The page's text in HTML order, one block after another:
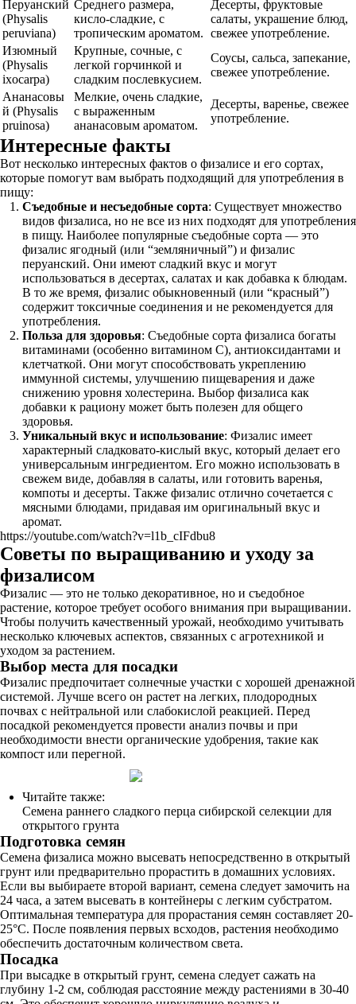
Перуанский
(Physalis
peruviana)
Среднего размера,
кисло-сладкие, с
тропическим ароматом.
Десерты, фруктовые
салаты, украшение блюд,
свежее употребление.
Изюмный
(Physalis
ixocarpa)
Крупные, сочные, с
легкой горчинкой и
сладким послевкусием.
Соусы, сальса, запекание,
свежее употребление.
Ананасовы
й (Physalis
pruinosa)
Мелкие, очень сладкие,
с выраженным
ананасовым ароматом.
Десерты, варенье, свежее
употребление.
Интересные факты
Вот несколько интересных фактов о физалисе и его сортах,
которые помогут вам выбрать подходящий для употребления в
пищу:
Съедобные и несъедобные сорта: Существует множество
видов физалиса, но не все из них подходят для употребления
в пищу. Наиболее популярные съедобные сорта — это
физалис ягодный (или “земляничный”) и физалис
перуанский. Они имеют сладкий вкус и могут
использоваться в десертах, салатах и как добавка к блюдам.
В то же время, физалис обыкновенный (или “красный”)
содержит токсичные соединения и не рекомендуется для
употребления.
Польза для здоровья: Съедобные сорта физалиса богаты
витаминами (особенно витамином C), антиоксидантами и
клетчаткой. Они могут способствовать укреплению
иммунной системы, улучшению пищеварения и даже
снижению уровня холестерина. Выбор физалиса как
добавки к рациону может быть полезен для общего
здоровья.
Уникальный вкус и использование: Физалис имеет
характерный сладковато-кислый вкус, который делает его
универсальным ингредиентом. Его можно использовать в
свежем виде, добавляя в салаты, или готовить варенья,
компоты и десерты. Также физалис отлично сочетается с
мясными блюдами, придавая им оригинальный вкус и
аромат.
https://youtube.com/watch?v=l1b_cIFdbu8
Советы по выращиванию и уходу за
физалисом
Физалис — это не только декоративное, но и съедобное
растение, которое требует особого внимания при выращивании.
Чтобы получить качественный урожай, необходимо учитывать
несколько ключевых аспектов, связанных с агротехникой и
уходом за растением.
Выбор места для посадки
Физалис предпочитает солнечные участки с хорошей дренажной
системой. Лучше всего он растет на легких, плодородных
почвах с нейтральной или слабокислой реакцией. Перед
посадкой рекомендуется провести анализ почвы и при
необходимости внести органические удобрения, такие как
компост или перегной.
Читайте также:
Семена раннего сладкого перца сибирской селекции для
открытого грунта
Подготовка семян
Семена физалиса можно высевать непосредственно в открытый
грунт или предварительно прорастить в домашних условиях.
Если вы выбираете второй вариант, семена следует замочить на
24 часа, а затем высевать в контейнеры с легким субстратом.
Оптимальная температура для прорастания семян составляет 20-
25°C. После появления первых всходов, растения необходимо
обеспечить достаточным количеством света.
Посадка
При высадке в открытый грунт, семена следует сажать на
глубину 1-2 см, соблюдая расстояние между растениями в 30-40